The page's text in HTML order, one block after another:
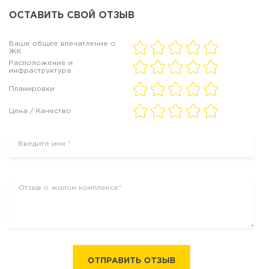
ОСТАВИТЬ СВОЙ ОТЗЫВ
Ваше общее впечатление о
ЖК
Расположение и
инфраструктура
Планировки
Цена / Качество
ОТПРАВИТЬ ОТЗЫВ